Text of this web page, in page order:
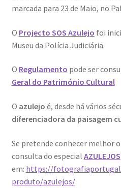
marcada para 23 de Maio, no
O Projecto SOS Azulejo foi
Museu da Polícia Judiciária.
O Regulamento pode ser
Geral do Património Cultural
O azulejo é, desde há vários
diferenciadora da paisagem
Se pretende conhecer melhor
consulta do especial AZULEJOS
em: https://
produto/azulejos/